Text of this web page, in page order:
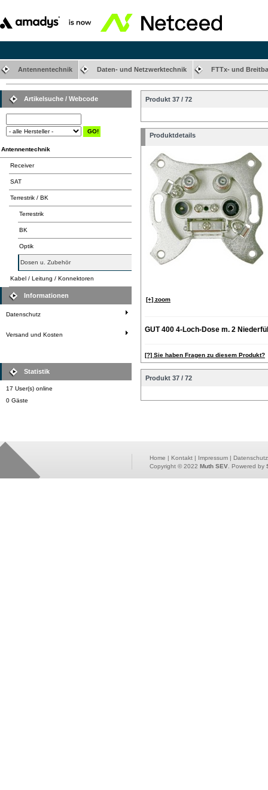
Antennentechnik Daten- und Netzwerktechnik FTTx- und
Artikelsuche / Webcode
Antennentechnik
Receiver
SAT
Terrestrik / BK
Terrestrik
BK
Optik
Dosen u. Zubehör
Kabel / Leitung / Konnektoren
Informationen
Datenschutz
Versand und Kosten
Statistik
17 User(s) online
0 Gäste
Produkt 37 / 72
Produktdetails
[+] zoom
GUT 400 4-Loch-Dose m. 2
[?] Sie haben Fragen zu diesem Produkt?
Produkt 37 / 72
Home | Kontakt | Impressum |
Copyright © 2022 Muth SEV . Powered by